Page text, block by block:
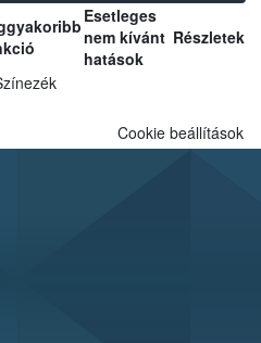
Esetleges
nem kívánt
hatások
Részletek
Cookie beállítások